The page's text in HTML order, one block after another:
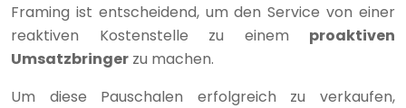
Framing ist entscheidend, um den Service von einer
reaktiven Kostenstelle zu einem proaktiven
Umsatzbringer zu machen.
Um diese Pauschalen erfolgreich zu verkaufen,